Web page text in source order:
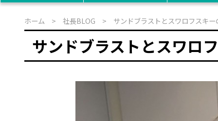
ホーム > 社長BLOG > サンドブラストとスワロフスキー
サンドブラストとスワロ